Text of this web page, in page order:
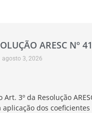
ARESC Nº
agosto 3, 2026
3º da Resolução
dos coeficientes